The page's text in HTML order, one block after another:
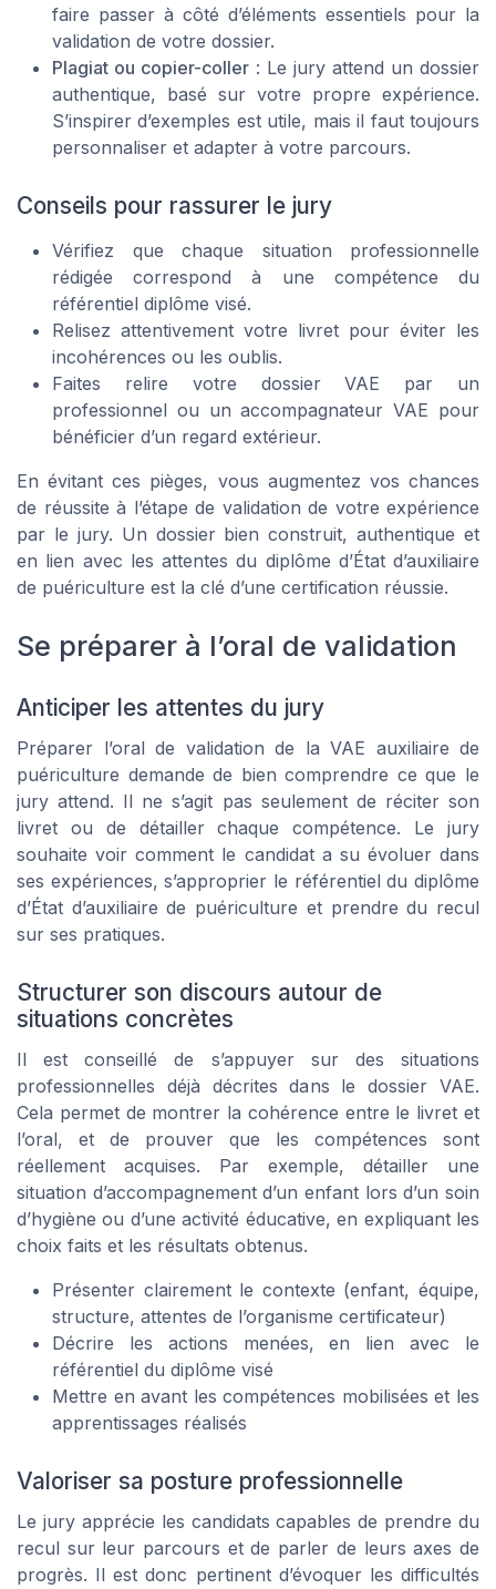
faire passer à côté d’éléments essentiels pour la
validation de votre dossier.
Plagiat ou copier-coller : Le jury attend un dossier
authentique, basé sur votre propre expérience.
S’inspirer d’exemples est utile, mais il faut toujours
personnaliser et adapter à votre parcours.
Conseils pour rassurer le jury
Vérifiez que chaque situation professionnelle
rédigée correspond à une compétence du
référentiel diplôme visé.
Relisez attentivement votre livret pour éviter les
incohérences ou les oublis.
Faites relire votre dossier VAE par un
professionnel ou un accompagnateur VAE pour
bénéficier d’un regard extérieur.
En évitant ces pièges, vous augmentez vos chances
de réussite à l’étape de validation de votre expérience
par le jury. Un dossier bien construit, authentique et
en lien avec les attentes du diplôme d’État d’auxiliaire
de puériculture est la clé d’une certification réussie.
Se préparer à l’oral de validation
Anticiper les attentes du jury
Préparer l’oral de validation de la VAE auxiliaire de
puériculture demande de bien comprendre ce que le
jury attend. Il ne s’agit pas seulement de réciter son
livret ou de détailler chaque compétence. Le jury
souhaite voir comment le candidat a su évoluer dans
ses expériences, s’approprier le référentiel du diplôme
d’État d’auxiliaire de puériculture et prendre du recul
sur ses pratiques.
Structurer son discours autour de
situations concrètes
Il est conseillé de s’appuyer sur des situations
professionnelles déjà décrites dans le dossier VAE.
Cela permet de montrer la cohérence entre le livret et
l’oral, et de prouver que les compétences sont
réellement acquises. Par exemple, détailler une
situation d’accompagnement d’un enfant lors d’un soin
d’hygiène ou d’une activité éducative, en expliquant les
choix faits et les résultats obtenus.
Présenter clairement le contexte (enfant, équipe,
structure, attentes de l’organisme certificateur)
Décrire les actions menées, en lien avec le
référentiel du diplôme visé
Mettre en avant les compétences mobilisées et les
apprentissages réalisés
Valoriser sa posture professionnelle
Le jury apprécie les candidats capables de prendre du
recul sur leur parcours et de parler de leurs axes de
progrès. Il est donc pertinent d’évoquer les difficultés